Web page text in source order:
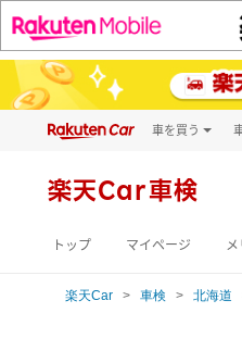
車を買う
新車
楽天Car車検
トップ マイページ メ
楽天Car 車検 北海道